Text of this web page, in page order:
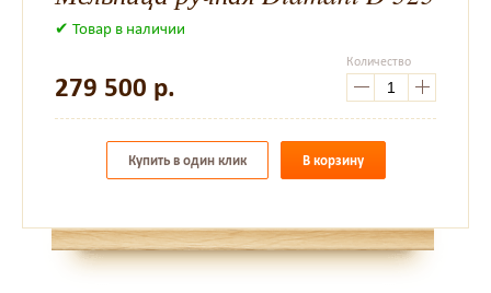
✔ Товар в наличии
279 500 р.
Количество
Купить в один клик В корзину